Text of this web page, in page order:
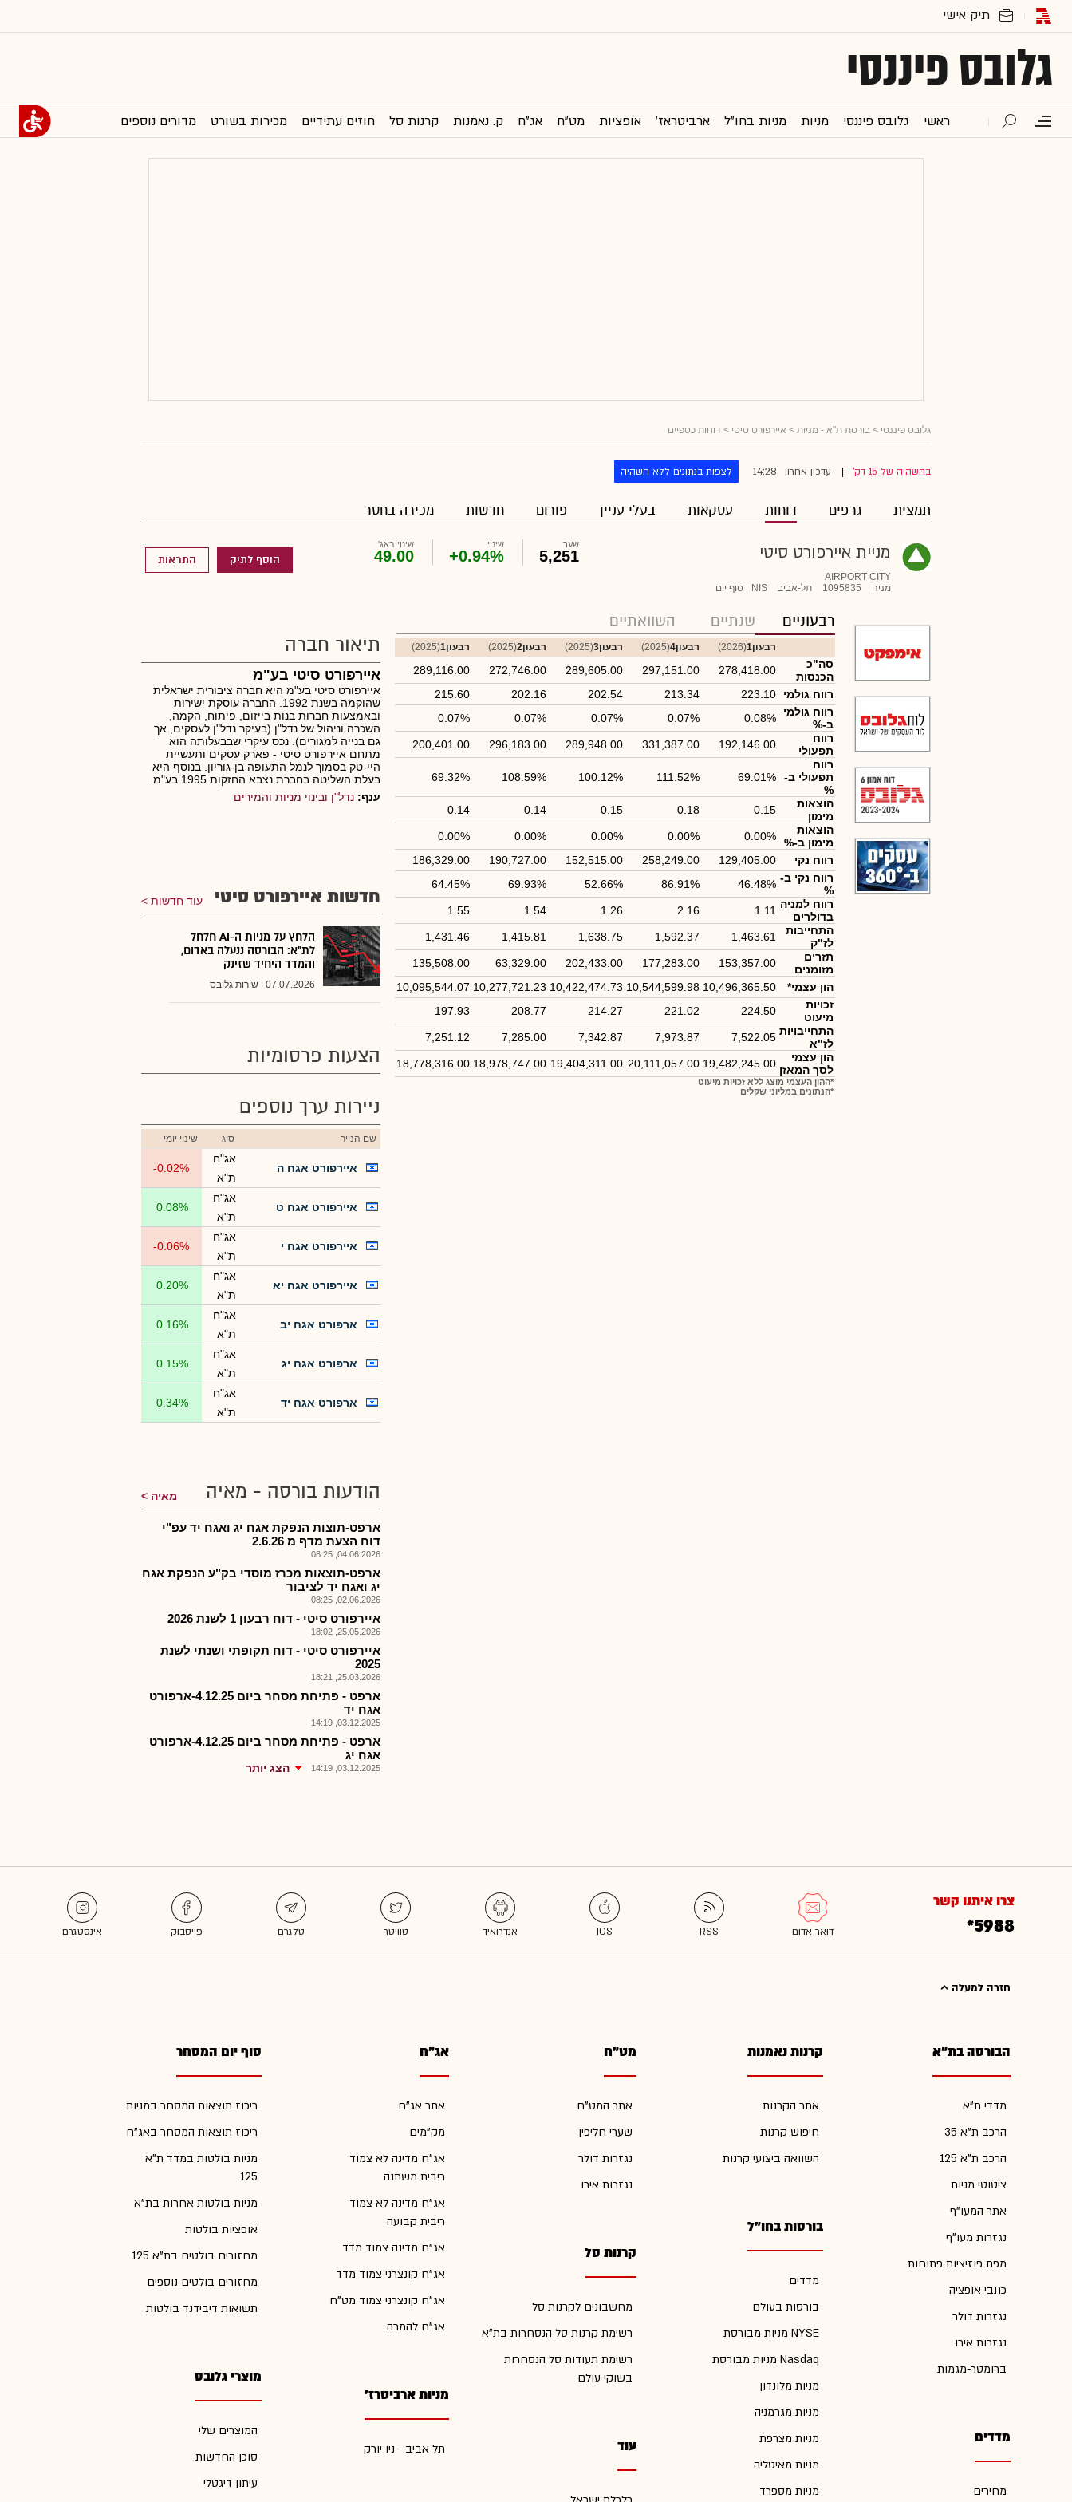
גלובס פיננסי
ראשי גלובס פיננסי מניות מניות בחו"ל ארביטראז' אופציות מט"ח אג"ח ק. נאמנות קרנות סל חוזים עתידיים מכירות בשורט מדורים נוספים
גלובס פיננסי > בורסת ת"א - מניות > איירפורט סיטי > דוחות כספיים
בהשהיה של 15 דק' עדכון אחרון 14:28 לצפות בנתונים ללא השהיה
תמצית גרפים דוחות עסקאות בעלי עניין פורום חדשות מכירה בחסר
מניית איירפורט סיטי
AIRPORT CITY
מניה
1095835 תל-אביב NIS סוף יום
שער
5,251
שינוי
+0.94%
שינוי באג'
49.00 הוסף לתיק התראות
רבעוניים שנתיים השוואתיים
רבעון1 (2026) רבעון4 (2025) רבעון3 (2025) רבעון2 (2025) רבעון1 (2025)
סה"כ
הכנסות
278,418.00
297,151.00
289,605.00
272,746.00
289,116.00
רווח גולמי
223.10
213.34
202.54
202.16
215.60
רווח גולמי
ב-%
0.08%
0.07%
0.07%
0.07%
0.07%
רווח
תפעולי
192,146.00
331,387.00
289,948.00
296,183.00
200,401.00
רווח
תפעולי ב-
%
69.01%
111.52%
100.12%
108.59%
69.32%
הוצאות
מימון
0.15
0.18
0.15
0.14
0.14
הוצאות
מימון ב-%
0.00%
0.00%
0.00%
0.00%
0.00%
רווח נקי
129,405.00
258,249.00
152,515.00
190,727.00
186,329.00
רווח נקי ב-
%
46.48%
86.91%
52.66%
69.93%
64.45%
רווח למניה
בדולרים
1.11
2.16
1.26
1.54
1.55
התחייבות
לז"ק
1,463.61
1,592.37
1,638.75
1,415.81
1,431.46
תזרים
מזומנים
153,357.00
177,283.00
202,433.00
63,329.00
135,508.00
הון עצמי*
10,496,365.50
10,544,599.98
10,422,474.73
10,277,721.23
10,095,544.07
זכויות
מיעוט
224.50
221.02
214.27
208.77
197.93
התחייבויות
לז"א
7,522.05
7,973.87
7,342.87
7,285.00
7,251.12
הון עצמי
לסך המאזן 19,482,245.00
20,111,057.00
19,404,311.00
18,978,747.00
18,778,316.00
*ההון העצמי מוצג ללא זכויות מיעוט
*הנתונים במליוני שקלים
תיאור חברה
איירפורט סיטי בע"מ
איירפורט סיטי בע"מ היא חברה ציבורית ישראלית
שהוקמה בשנת 1992. החברה עוסקת ישירות
ובאמצעות חברות בנות בייזום, פיתוח, הקמה,
השכרה וניהול של נדל"ן (בעיקר נדל"ן לעסקים, אך
גם בנייה למגורים). נכס עיקרי שבבעלותה הוא
מתחם איירפורט סיטי - פארק עסקים ותעשיית
היי-טק בסמוך לנמל התעופה בן-גוריון. בנוסף היא
בעלת השליטה בחברת נצבא החזקות 1995 בע"מ..
ענף: נדל"ן ובינוי מניות והמירים
חדשות איירפורט סיטי עוד חדשות
הלחץ על מניות ה-AI חלחל
לת"א: הבורסה ננעלה באדום,
והמדד היחיד שזינק
07.07.2026 שירות גלובס
הצעות פרסומיות
ניירות ערך נוספים
שם הנייר סוג שינוי יומי
איירפורט אגח ה
אג"ח
ת"א
-0.02%
איירפורט אגח ט
אג"ח
ת"א
0.08%
איירפורט אגח י
אג"ח
ת"א
-0.06%
איירפורט אגח יא
אג"ח
ת"א
0.20%
ארפורט אגח יב
אג"ח
ת"א
0.16%
ארפורט אגח יג
אג"ח
ת"א
0.15%
ארפורט אגח יד
אג"ח
ת"א
0.34%
הודעות בורסה - מאיה מאיה
ארפט-תוצות הנפקת אגח יג ואגח יד עפ"י
דוח הצעת מדף מ 2.6.26
04.06.2026, 08:25
ארפט-תוצאות מכרז מוסדי בק"ע הנפקת אגח
יג ואגח יד לציבור
02.06.2026, 08:25
איירפורט סיטי - דוח רבעון 1 לשנת 2026
25.05.2026, 18:02
איירפורט סיטי - דוח תקופתי ושנתי לשנת
2025
25.03.2026, 18:21
ארפט - פתיחת מסחר ביום 4.12.25-ארפורט
אגח יד
03.12.2025, 14:19
ארפט - פתיחת מסחר ביום 4.12.25-ארפורט
אגח יג
03.12.2025, 14:19 הצג יותר
צרו איתנו קשר
*5988
חזרה למעלה
הבורסה בת"א
מדדי ת"א
הרכב ת"א 35
הרכב ת"א 125
ציטוטי מניות
אתר המעו"ף
נגזרות מעו"ף
מפת פוזיציות פתוחות
כתבי אופציה
נגזרות דולר
נגזרות אירו
ברומטר-מגמות
מדדים
מחירים
קרנות נאמנות
אתר הקרנות
חיפוש קרנות
השוואה ביצועי קרנות
בורסות בחו"ל
מדדים
בורסות בעולם
מניות מבורסת NYSE
מניות מבורסת Nasdaq
מניות מלונדון
מניות מגרמניה
מניות מצרפת
מניות מאיטליה
מניות מספרד
מט"ח
אתר המט"ח
שערי חליפין
נגזרות דולר
נגזרות אירו
קרנות סל
מחשבונים לקרנות סל
רשימת קרנות סל הנסחרות בת"א
רשימת תעודות סל הנסחרות
בשוקי עולם
עוד
אג"ח
אתר אג"ח
מק"מים
אג"ח מדינה לא צמוד
ריבית משתנה
אג"ח מדינה לא צמוד
ריבית קבועה
אג"ח מדינה צמוד מדד
אג"ח קונצרני צמוד מדד
אג"ח קונצרני צמוד מט"ח
אג"ח להמרה
מניות ארביטרז'
תל אביב - ניו יורק
סוף יום המסחר
ריכוז תוצאות המסחר במניות
ריכוז תוצאות המסחר באג"ח
מניות בולטות במדד ת"א
125
מניות בולטות אחרות בת"א
אופציות בולטות
מחזורים בולטים בת"א 125
מחזורים בולטים נוספים
תשואות דיבידנד בולטות
מוצרי גלובס
המוצרים שלי
סוכן החדשות
עיתון דיגטלי